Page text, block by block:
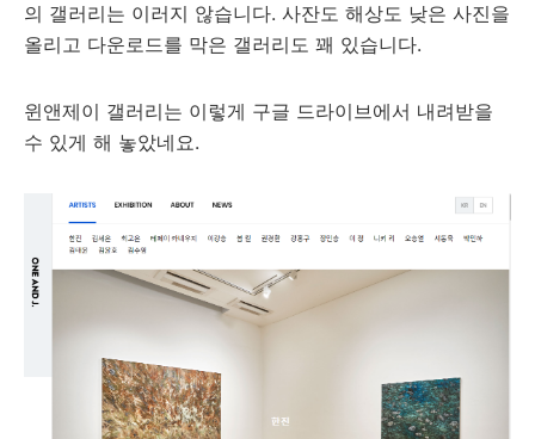
의 갤러리는 이러지 않습니다. 사잔도 해상도 낮은 사진을
올리고 다운로드를 막은 갤러리도 꽤 있습니다.
윈앤제이 갤러리는 이렇게 구글 드라이브에서 내려받을
수 있게 해 놓았네요.